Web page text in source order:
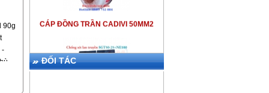
90g
-
CÁP ĐỒNG TRẦN CADIVI 50MM2
ĐỐI TÁC